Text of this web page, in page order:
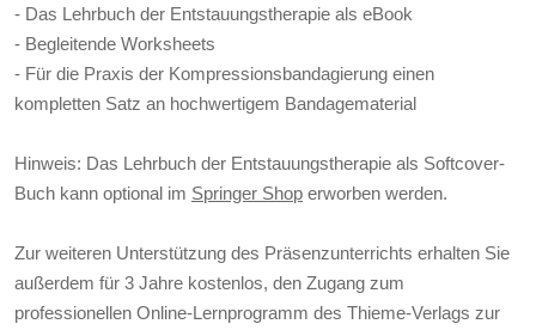
- Das Lehrbuch der Entstauungstherapie als eBook
- Begleitende Worksheets
- Für die Praxis der Kompressionsbandagierung einen
kompletten Satz an hochwertigem Bandagematerial
Hinweis: Das Lehrbuch der Entstauungstherapie als Softcover-
Buch kann optional im Springer Shop erworben werden.
Zur weiteren Unterstützung des Präsenzunterrichts erhalten Sie
außerdem für 3 Jahre kostenlos, den Zugang zum
professionellen Online-Lernprogramm des Thieme-Verlags zur